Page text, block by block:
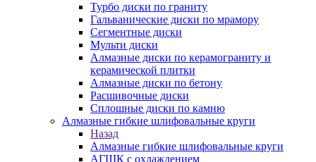
Турбо диски по граниту
Гальванические диски по мрамору
Сегментные диски
Мульти диски
Алмазные диски по керамограниту и
керамической плитки
Алмазные диски по бетону
Расшивочные диски
Сплошные диски по камню
Алмазные гибкие шлифовальные круги
Назад
Алмазные гибкие шлифовальные круги
АГШК с охлаждением